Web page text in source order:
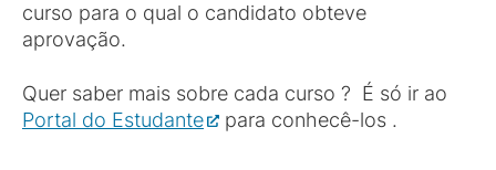
curso para o qual o candidato obteve
aprovação.
Quer saber mais sobre cada curso ? É só ir ao
Portal do Estudante
para conhecê-los .